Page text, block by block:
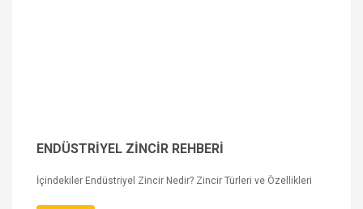
ENDÜSTRİYEL ZİNCİR REHBERİ
İçindekiler Endüstriyel Zincir Nedir? Zincir Türleri ve Özellikleri